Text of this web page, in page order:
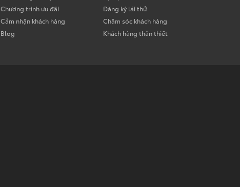
Chương trình ưu đãi
Cảm nhận khách hàng
Blog
Đăng ký lái thử
Chăm sóc khách hàng
Khách hàng thân thiết